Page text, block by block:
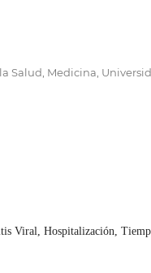
Salud, Medicina,
Viral, Hospitalización,